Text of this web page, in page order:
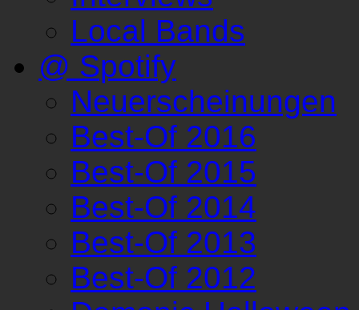
Local Bands
@ Spotify
Neuerscheinungen
Best-Of 2016
Best-Of 2015
Best-Of 2014
Best-Of 2013
Best-Of 2012